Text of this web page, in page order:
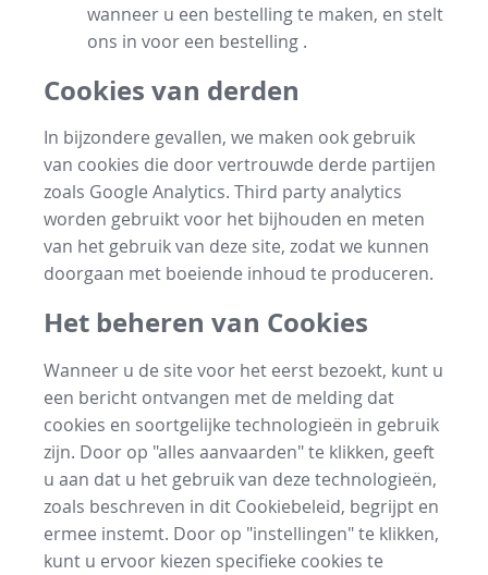
wanneer u een bestelling te maken, en stelt
ons in voor een bestelling .
Cookies van derden
In bijzondere gevallen, we maken ook gebruik
van cookies die door vertrouwde derde partijen
zoals Google Analytics. Third party analytics
worden gebruikt voor het bijhouden en meten
van het gebruik van deze site, zodat we kunnen
doorgaan met boeiende inhoud te produceren.
Het beheren van Cookies
Wanneer u de site voor het eerst bezoekt, kunt u
een bericht ontvangen met de melding dat
cookies en soortgelijke technologieën in gebruik
zijn. Door op "alles aanvaarden" te klikken, geeft
u aan dat u het gebruik van deze technologieën,
zoals beschreven in dit Cookiebeleid, begrijpt en
ermee instemt. Door op "instellingen" te klikken,
kunt u ervoor kiezen specifieke cookies te